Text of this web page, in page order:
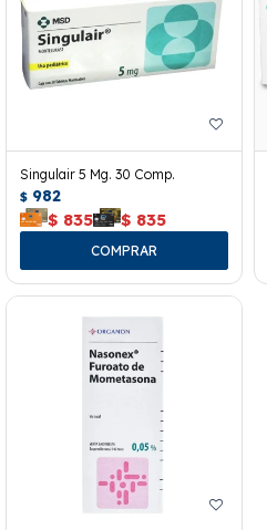
Singulair 5 Mg. 30 Comp.
$ 982
$ 835 $ 835